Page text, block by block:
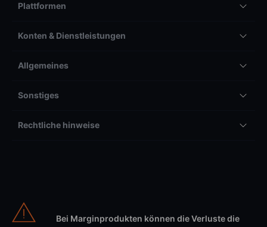
Plattformen
Konten & Dienstleistungen
Allgemeines
Sonstiges
Rechtliche hinweise
Bei Marginprodukten können die Verluste die